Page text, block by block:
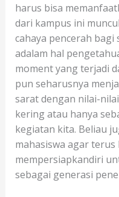
harus bisa
dari kampus ini
cahaya pencerah
adalam hal
moment yang terjadi
pun seharusnya
sarat dengan nilai-
kering atau hanya
kegiatan kita. Beliau
mahasiswa agar terus
mempersiapkandiri
sebagai generasi